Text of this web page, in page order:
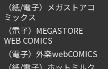
（紙/電子）メガストアコ
ミックス
（電子）MEGASTORE
WEB COMICS
（電子）外楽webCOMICS